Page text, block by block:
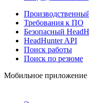
Требования к ПО
Безопасный
HeadHunter API
Поиск работы
Поиск по резюме
Мобильное приложение